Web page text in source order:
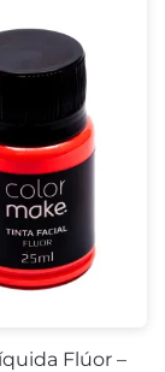
Flúor –